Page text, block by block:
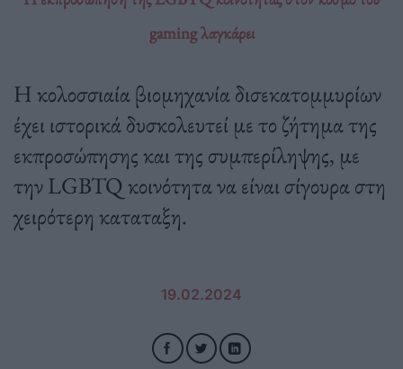
gaming λαγκάρει
Η κολοσσιαία βιομηχανία δισεκατομμυρίων
έχει ιστορικά δυσκολευτεί με το ζήτημα της
εκπροσώπησης και της συμπερίληψης, με
την LGBTQ κοινότητα να είναι σίγουρα στη
χειρότερη καταταξη.
19.02.2024